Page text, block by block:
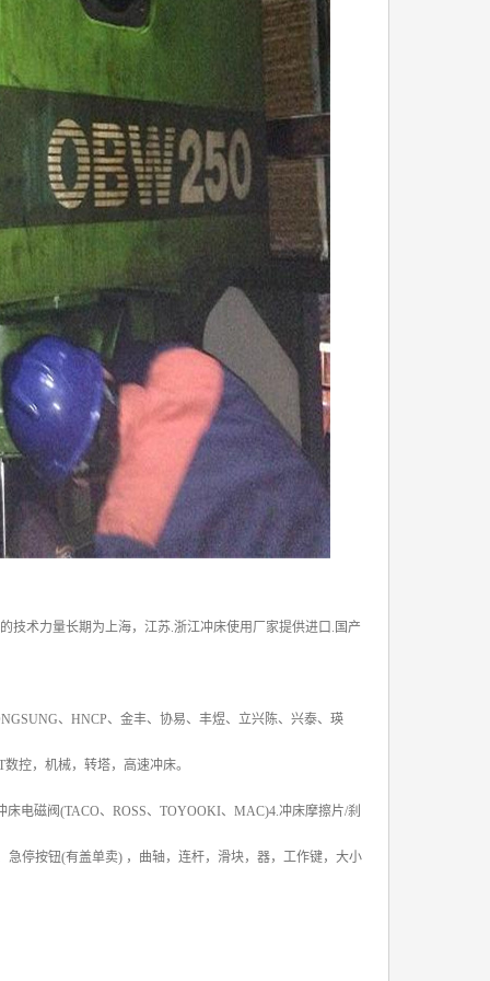
技术力量长期为上海，江苏.浙江冲床使用厂家提供进口.国产
、HNCP、金丰、协易、丰煜、立兴陈、兴泰、瑛
控，机械，转塔，高速冲床。
电磁阀(TACO、ROSS、TOYOOKI、MAC)4.冲床摩擦片/刹
停按钮(有盖单卖) ，曲轴，连杆，滑块，器，工作键，大小